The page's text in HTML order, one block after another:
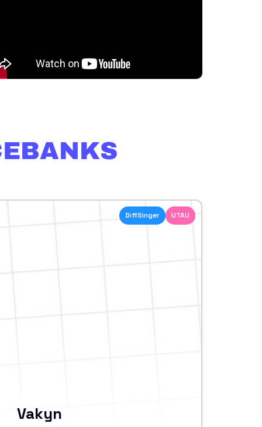
DiffSinger UTAU
Vakyn